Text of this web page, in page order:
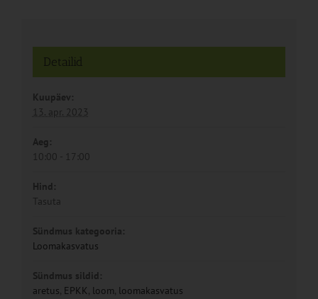
Detailid
Kuupäev:
13. apr. 2023
Aeg:
10:00 - 17:00
Hind:
Tasuta
Sündmus kategooria:
Loomakasvatus
Sündmus sildid:
aretus, EPKK, loom, loomakasvatus